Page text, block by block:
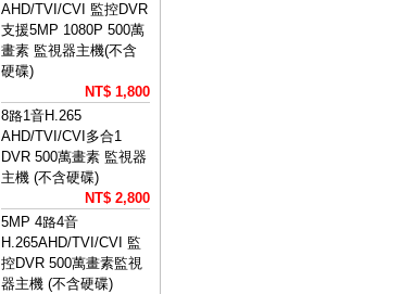
AHD/TVI/CVI 監控DVR
支援5MP 1080P 500萬
畫素 監視器主機(不含
硬碟)
NT$ 1,800
8路1音H.265
AHD/TVI/CVI多合1
DVR 500萬畫素 監視器
主機 (不含硬碟)
NT$ 2,800
5MP 4路4音
H.265AHD/TVI/CVI 監
控DVR 500萬畫素監視
器主機 (不含硬碟)